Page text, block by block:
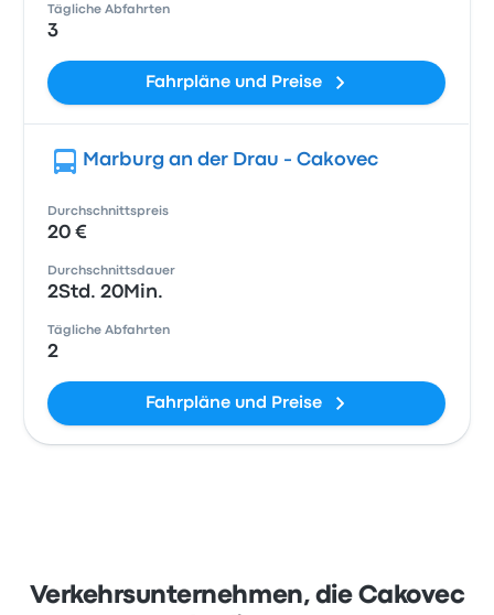
Tägliche Abfahrten
3
Fahrpläne und Preise
Marburg an der Drau - Cakovec
Durchschnittspreis
20 €
Durchschnittsdauer
2Std. 20Min.
Tägliche Abfahrten
2
Fahrpläne und Preise
Verkehrsunternehmen, die Cakovec